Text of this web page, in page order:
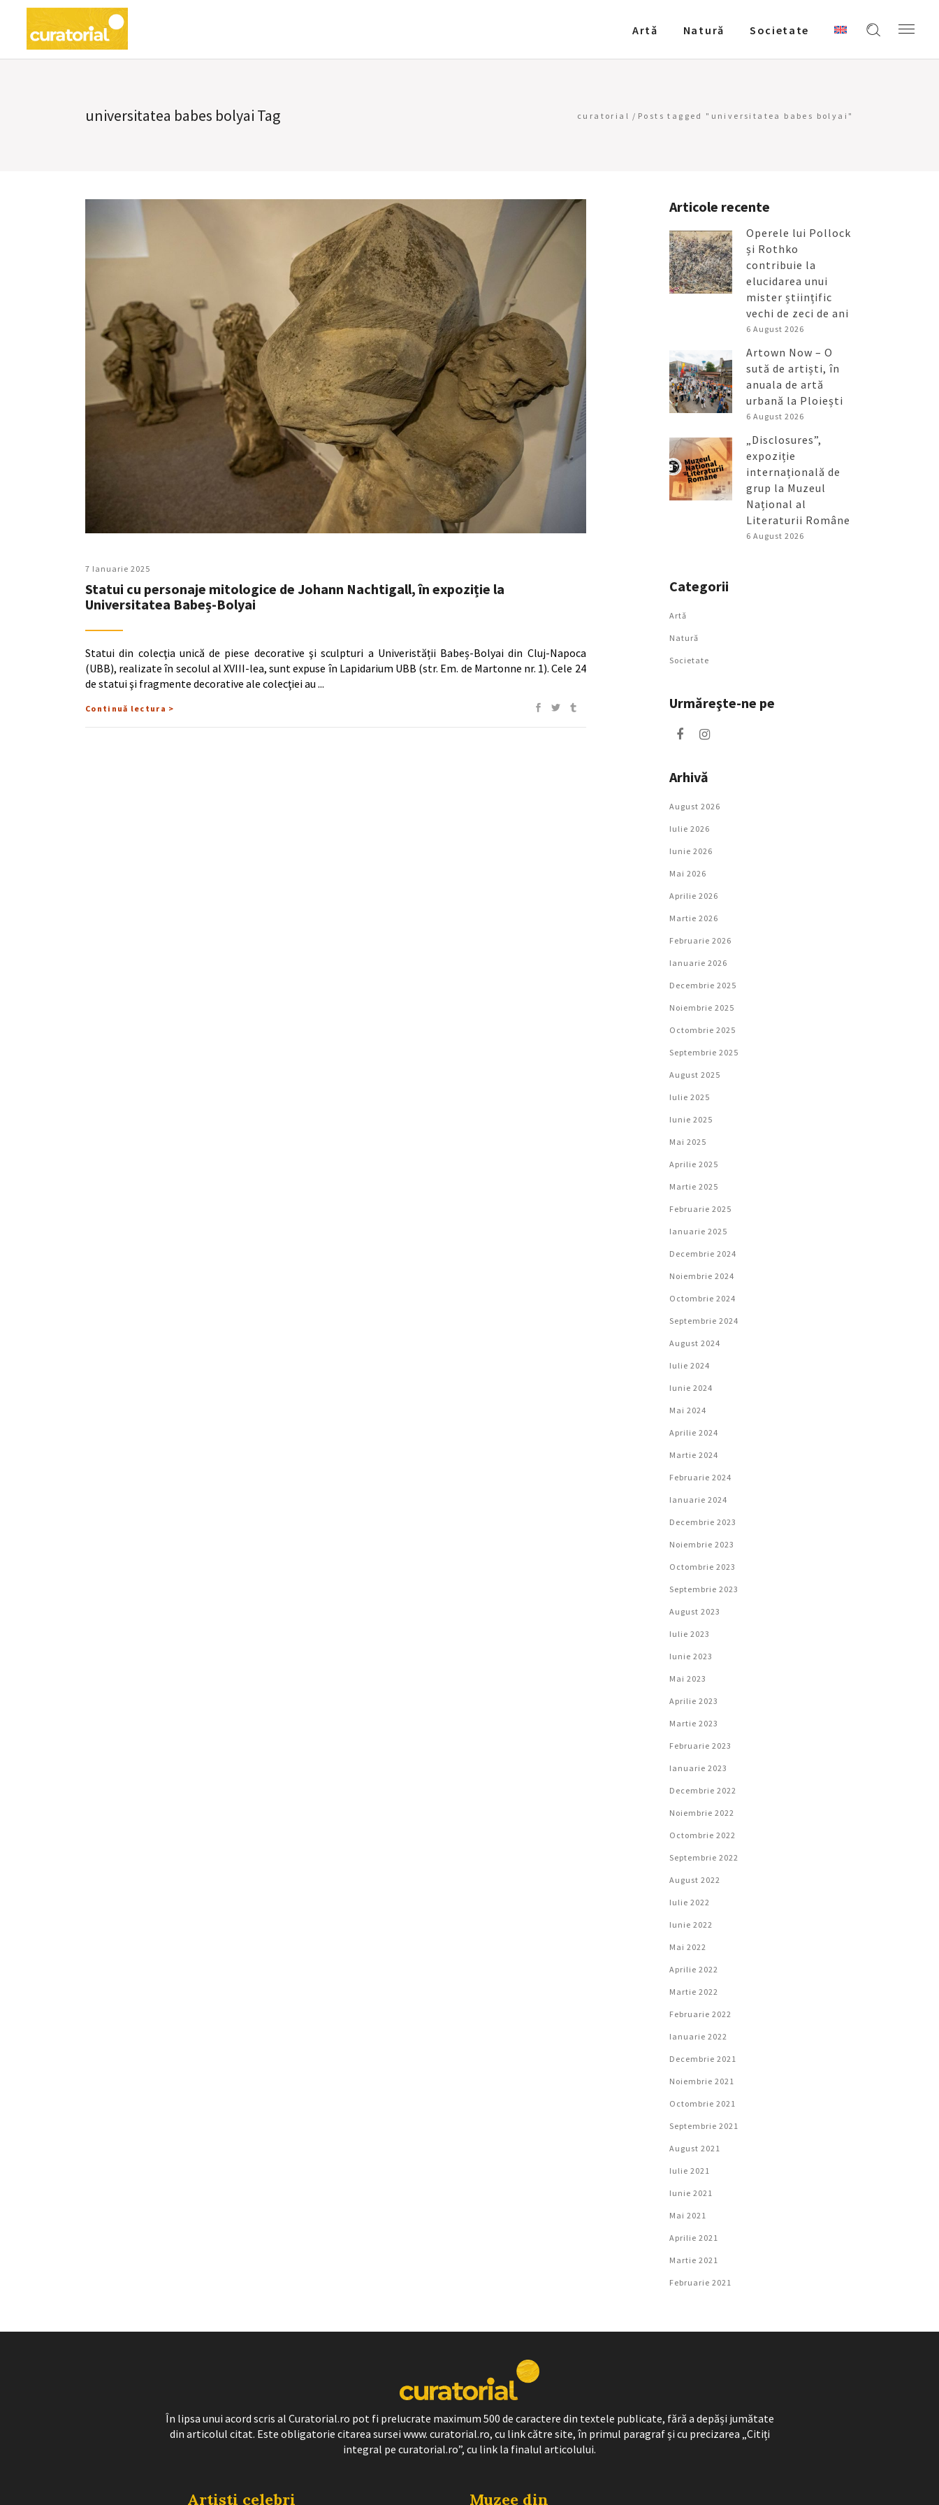
Artǎ Natură Societate
universitatea babes bolyai Tag curatorial / Posts tagged "universitatea babes bolyai"
7 Ianuarie 2025
Statui cu personaje mitologice de Johann Nachtigall, în expoziție la
Universitatea Babeș-Bolyai
Statui din colecţia unică de piese decorative şi sculpturi a Univeristății Babeș-Bolyai din Cluj-Napoca
(UBB), realizate în secolul al XVIII-lea, sunt expuse în Lapidarium UBB (str. Em. de Martonne nr. 1). Cele 24
de statui şi fragmente decorative ale colecţiei au
Continuă lectura >
Articole recente
Operele lui Pollock
și Rothko
contribuie la
elucidarea unui
mister științific
vechi de zeci de ani
6 August 2026
Artown Now – O
sută de artiști, în
anuala de artă
urbană la Ploiești
6 August 2026
„Disclosures”,
expoziție
internațională de
grup la Muzeul
Național al
Literaturii Române
6 August 2026
Categorii
Artǎ
Natură
Societate
Urmăreşte-ne pe
Arhivă
August 2026
Iulie 2026
Iunie 2026
Mai 2026
Aprilie 2026
Martie 2026
Februarie 2026
Ianuarie 2026
Decembrie 2025
Noiembrie 2025
Octombrie 2025
Septembrie 2025
August 2025
Iulie 2025
Iunie 2025
Mai 2025
Aprilie 2025
Martie 2025
Februarie 2025
Ianuarie 2025
Decembrie 2024
Noiembrie 2024
Octombrie 2024
Septembrie 2024
August 2024
Iulie 2024
Iunie 2024
Mai 2024
Aprilie 2024
Martie 2024
Februarie 2024
Ianuarie 2024
Decembrie 2023
Noiembrie 2023
Octombrie 2023
Septembrie 2023
August 2023
Iulie 2023
Iunie 2023
Mai 2023
Aprilie 2023
Martie 2023
Februarie 2023
Ianuarie 2023
Decembrie 2022
Noiembrie 2022
Octombrie 2022
Septembrie 2022
August 2022
Iulie 2022
Iunie 2022
Mai 2022
Aprilie 2022
Martie 2022
Februarie 2022
Ianuarie 2022
Decembrie 2021
Noiembrie 2021
Octombrie 2021
Septembrie 2021
August 2021
Iulie 2021
Iunie 2021
Mai 2021
Aprilie 2021
Martie 2021
Februarie 2021
În lipsa unui acord scris al Curatorial.ro pot fi prelucrate maximum 500 de caractere din textele publicate, fără a depăși jumătate
din articolul citat. Este obligatorie citarea sursei www. curatorial.ro, cu link către site, în primul paragraf și cu precizarea „Citiți
integral pe curatorial.ro”, cu link la finalul articolului.
Artisti celebri Muzee din